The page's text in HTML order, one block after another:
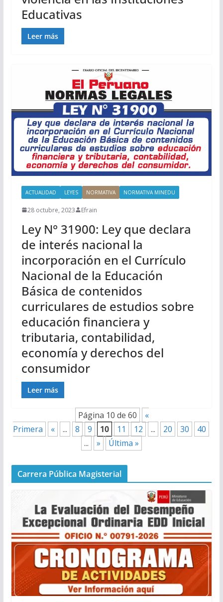
Educativas
Leer más
ACTUALIDAD LEYES NORMATIVA NORMATIVA MINEDU
28 octubre, 2023 Efrain
Ley N° 31900: Ley que declara
de interés nacional la
incorporación en el Currículo
Nacional de la Educación
Básica de contenidos
curriculares de estudios sobre
educación financiera y
tributaria, contabilidad,
economía y derechos del
consumidor
Leer más
Página 10 de 60
«
Primera
« ... 8 9 10 11 12 ... 20 30
40
...
» Última »
Carrera Pública Magisterial